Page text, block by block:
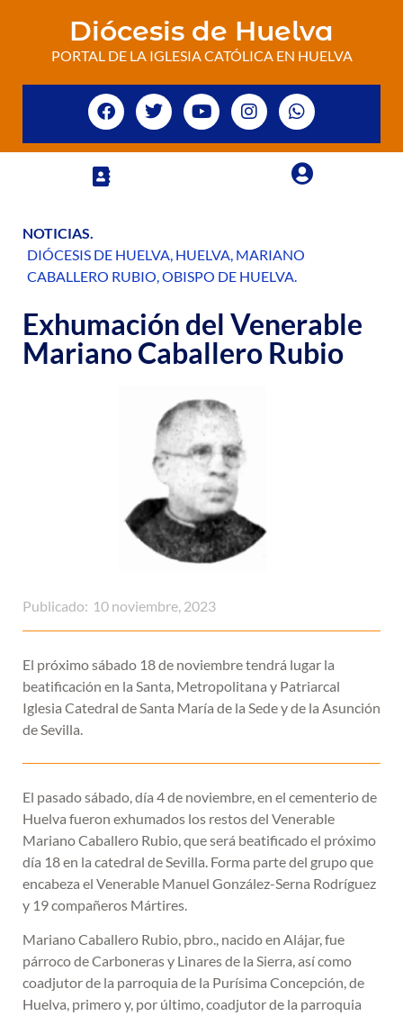
Diócesis de Huelva
PORTAL DE LA IGLESIA CATÓLICA EN HUELVA
NOTICIAS.
DIÓCESIS DE HUELVA, HUELVA, MARIANO
CABALLERO RUBIO,OBISPO DE HUELVA.
Exhumación del Venerable
Mariano Caballero Rubio
Publicado: 10 noviembre, 2023
El próximo sábado 18 de noviembre tendrá lugar la
beatificación en la Santa, Metropolitana y Patriarcal
Iglesia Catedral de Santa María de la Sede y de la Asunción
de Sevilla.
El pasado sábado, día 4 de noviembre, en el cementerio de
Huelva fueron exhumados los restos del Venerable
Mariano Caballero Rubio, que será beatificado el próximo
día 18 en la catedral de Sevilla. Forma parte del grupo que
encabeza el Venerable Manuel González-Serna Rodríguez
y 19 compañeros Mártires.
Mariano Caballero Rubio, pbro., nacido en Alájar, fue
párroco de Carboneras y Linares de la Sierra, así como
coadjutor de la parroquia de la Purísima Concepción, de
Huelva, primero y, por último, coadjutor de la parroquia